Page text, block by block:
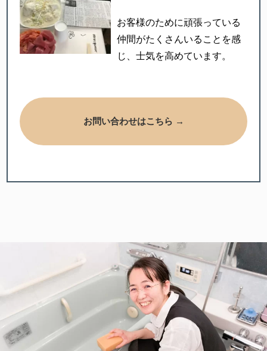
お客様のために頑張っている
仲間がたくさんいることを感
じ、 士気を高めています。
お問い合わせはこちら →